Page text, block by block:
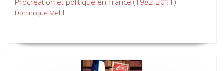
Dominique Mehl